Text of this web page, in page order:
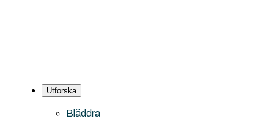
Utforska
Bläddra